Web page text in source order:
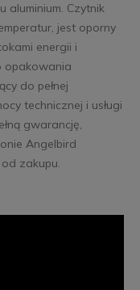
aluminium. Czytnik
jest oporny
energii i
opakowania
do pełnej
technicznej i usługi
gwarancję,
Angelbird
zakupu.